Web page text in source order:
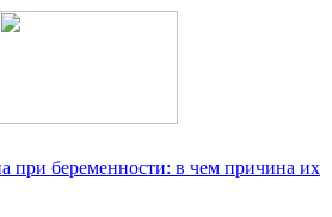
при беременности: в чем причина их